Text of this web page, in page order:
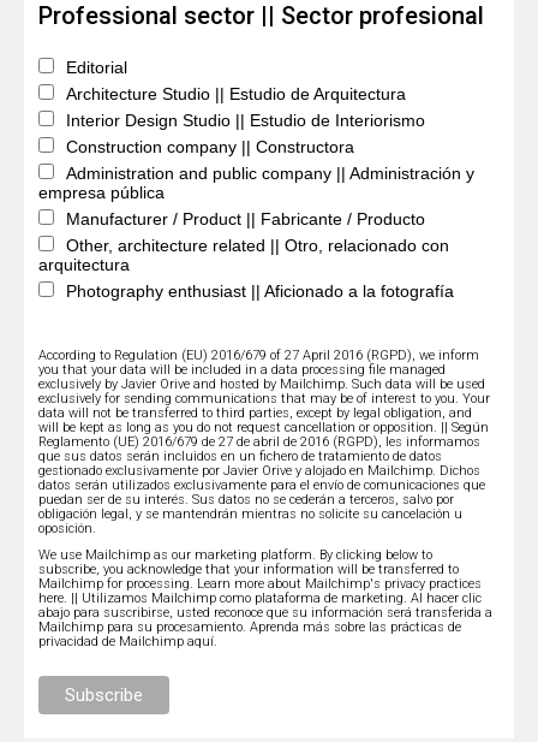
Professional sector || Sector profesional
Editorial
Architecture Studio || Estudio de Arquitectura
Interior Design Studio || Estudio de Interiorismo
Construction company || Constructora
Administration and public company || Administración y
empresa pública
Manufacturer / Product || Fabricante / Producto
Other, architecture related || Otro, relacionado con
arquitectura
Photography enthusiast || Aficionado a la fotografía
According to Regulation (EU) 2016/679 of 27 April 2016 (RGPD), we inform
you that your data will be included in a data processing file managed
exclusively by Javier Orive and hosted by Mailchimp. Such data will be used
exclusively for sending communications that may be of interest to you. Your
data will not be transferred to third parties, except by legal obligation, and
will be kept as long as you do not request cancellation or opposition. || Según
Reglamento (UE) 2016/679 de 27 de abril de 2016 (RGPD), les informamos
que sus datos serán incluidos en un fichero de tratamiento de datos
gestionado exclusivamente por Javier Orive y alojado en Mailchimp. Dichos
datos serán utilizados exclusivamente para el envío de comunicaciones que
puedan ser de su interés. Sus datos no se cederán a terceros, salvo por
obligación legal, y se mantendrán mientras no solicite su cancelación u
oposición.
We use Mailchimp as our marketing platform. By clicking below to
subscribe, you acknowledge that your information will be transferred to
Mailchimp for processing. Learn more about Mailchimp's privacy practices
here. || Utilizamos Mailchimp como plataforma de marketing. Al hacer clic
abajo para suscribirse, usted reconoce que su información será transferida a
Mailchimp para su procesamiento.Aprenda más sobre las prácticas de
privacidad de Mailchimp aquí.